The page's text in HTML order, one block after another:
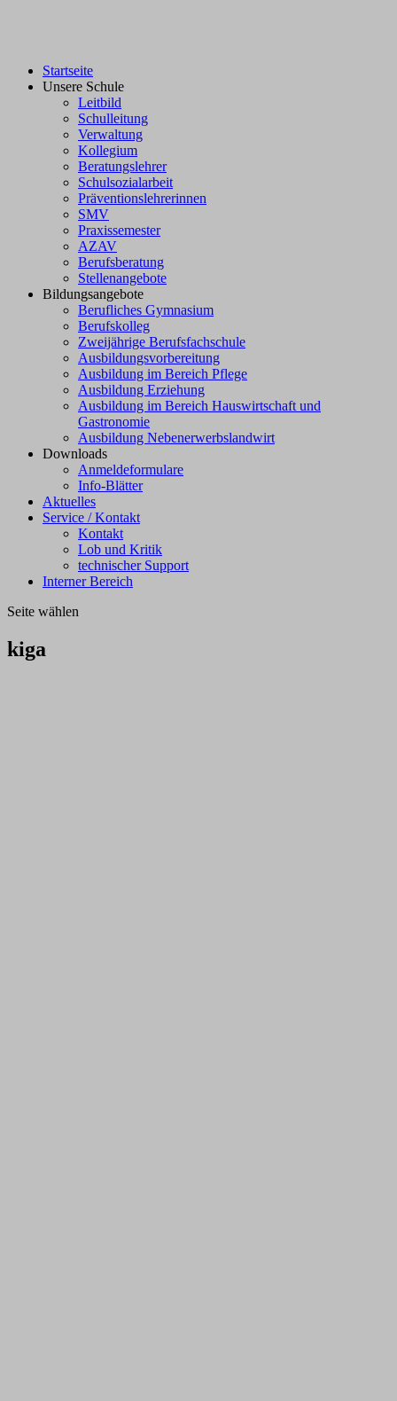
Startseite
Unsere Schule
Leitbild
Schulleitung
Verwaltung
Kollegium
Beratungslehrer
Schulsozialarbeit
Präventionslehrerinnen
SMV
Praxissemester
AZAV
Berufsberatung
Stellenangebote
Bildungsangebote
Berufliches Gymnasium
Berufskolleg
Zweijährige Berufsfachschule
Ausbildungsvorbereitung
Ausbildung im Bereich Pflege
Ausbildung Erziehung
Ausbildung im Bereich Hauswirtschaft und
Gastronomie
Ausbildung Nebenerwerbslandwirt
Downloads
Anmeldeformulare
Info-Blätter
Aktuelles
Service / Kontakt
Kontakt
Lob und Kritik
technischer Support
Interner Bereich
Seite wählen
kiga